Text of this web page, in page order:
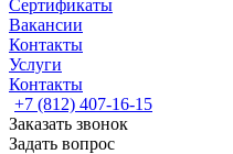
Сертификаты
Вакансии
Контакты
Услуги
Контакты
+7 (812) 407-16-15
Заказать звонок
Задать вопрос